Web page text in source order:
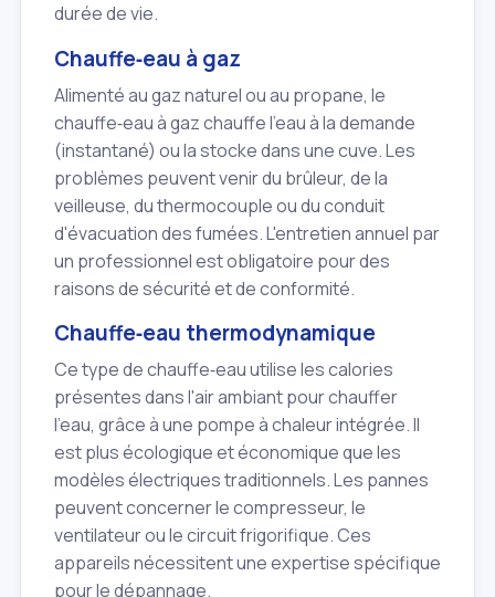
durée de vie.
Chauffe‑eau à gaz
Alimenté au gaz naturel ou au propane, le
chauffe‑eau à gaz chauffe l'eau à la demande
(instantané) ou la stocke dans une cuve. Les
problèmes peuvent venir du brûleur, de la
veilleuse, du thermocouple ou du conduit
d'évacuation des fumées. L'entretien annuel par
un professionnel est obligatoire pour des
raisons de sécurité et de conformité.
Chauffe‑eau thermodynamique
Ce type de chauffe‑eau utilise les calories
présentes dans l'air ambiant pour chauffer
l'eau, grâce à une pompe à chaleur intégrée. Il
est plus écologique et économique que les
modèles électriques traditionnels. Les pannes
peuvent concerner le compresseur, le
ventilateur ou le circuit frigorifique. Ces
appareils nécessitent une expertise spécifique
pour le dépannage.